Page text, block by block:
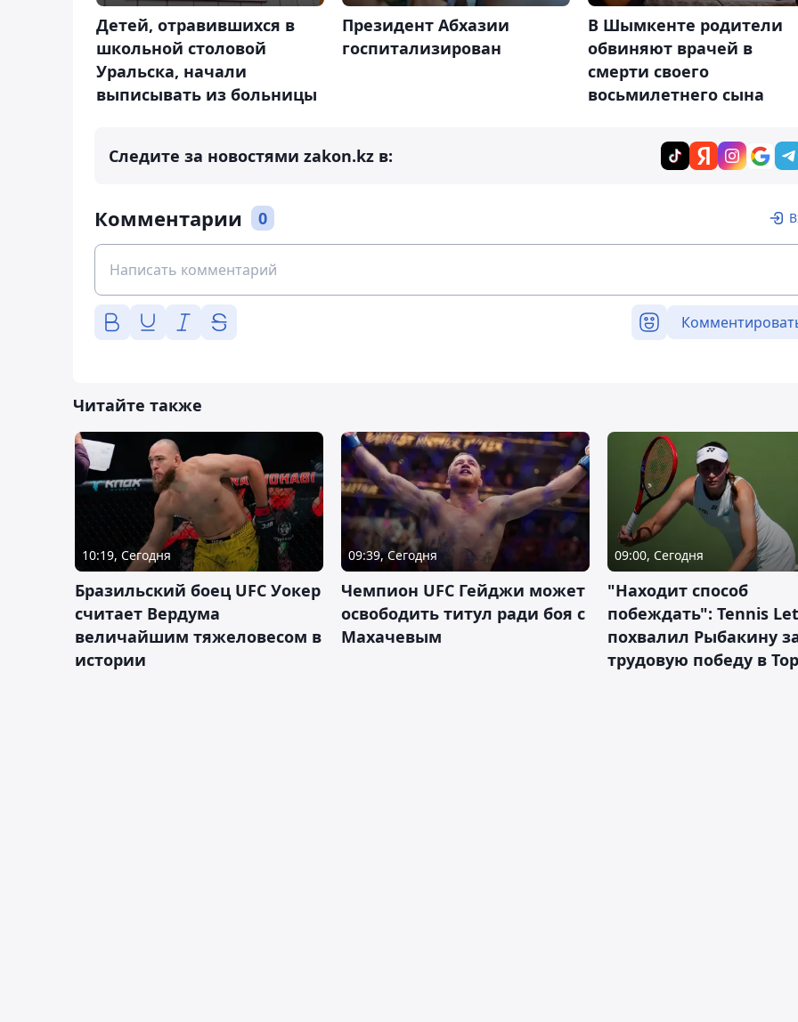
Детей, отравившихся в
школьной столовой
Уральска, начали
выписывать из больницы
Президент Абхазии
госпитализирован
В Шымкенте родители
обвиняют врачей в
смерти своего
восьмилетнего сына
Следите за новостями zakon.kz в:
Комментарии 0
Читайте также
10:19, Сегодня
Бразильский боец UFC Уокер
считает Вердума
величайшим тяжеловесом в
истории
09:39, Сегодня
Чемпион UFC Гейджи может
освободить титул ради боя с
Махачевым
09:00, Сегодня
"Находит способ
побеждать": Tennis
похвалил Рыбакину
трудовую победу в